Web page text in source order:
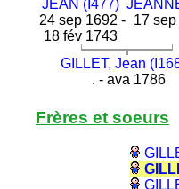
JEAN (I477)
24 sep 1692 -
18 fév 1743
17
GILLET, Jean
. - ava 1786
Frères et soeurs